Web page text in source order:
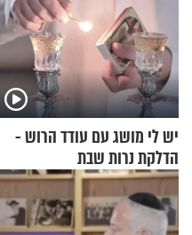
יש לי מושג עם עודד הרוש -
הדלקת נרות שבת